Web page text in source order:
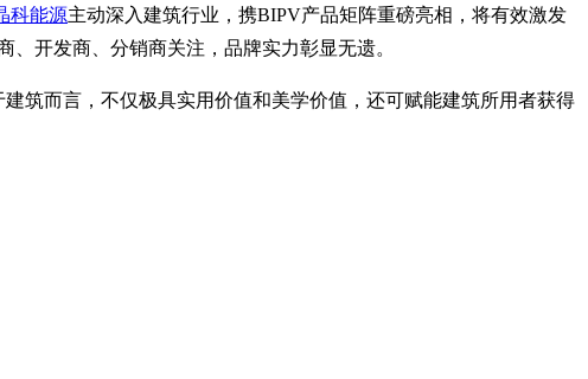
科能源主动深入建筑行业，携BIPV产品矩阵重磅亮相，将有效激发
开发商、分销商关注，品牌实力彰显无遗。
筑而言，不仅极具实用价值和美学价值，还可赋能建筑所用者获得